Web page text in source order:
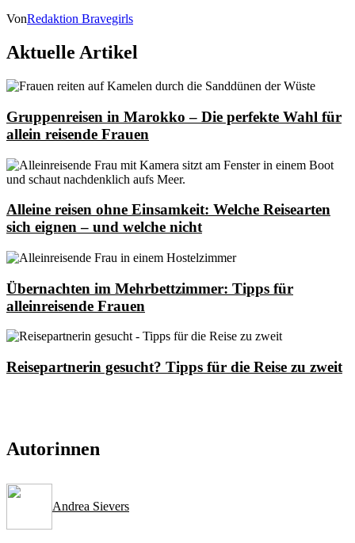
VonRedaktion Bravegirls
Aktuelle Artikel
Gruppenreisen in Marokko – Die perfekte Wahl für
allein reisende Frauen
Alleine reisen ohne Einsamkeit: Welche Reisearten
sich eignen – und welche nicht
Übernachten im Mehrbettzimmer: Tipps für
alleinreisende Frauen
Reisepartnerin gesucht? Tipps für die Reise zu zweit
Autorinnen
Andrea Sievers